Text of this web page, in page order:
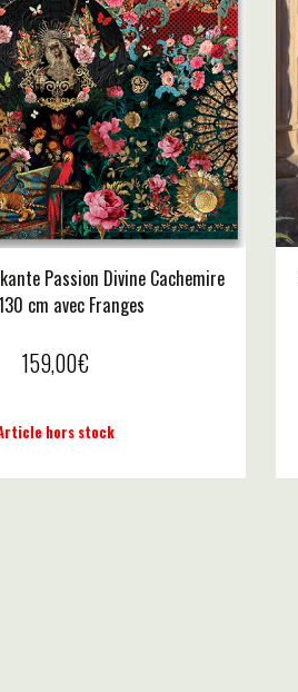
Passion Divine Cachemire
cm avec Franges
159,00€
hors stock